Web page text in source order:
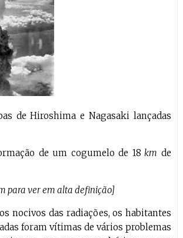
de Hiroshima e Nagasaki lançadas
de um cogumelo de 18 km de
para ver em alta definição]
nocivos das radiações, os habitantes
foram vítimas de vários problemas